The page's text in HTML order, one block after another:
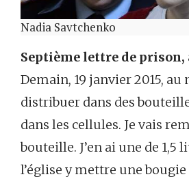
Nadia Savtchenko
Septième lettre de prison,
Demain, 19 janvier 2015, au
distribuer dans des
dans les cellules. Je vais
bouteille. J’en ai une de 1,5
l’église y mettre une